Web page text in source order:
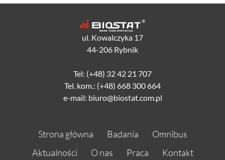
ul. Kowalczyka 17
44-206 Rybnik
Tel: (+48) 32 42 21 707
Tel. kom.: (+48) 668 300 664
e-mail: biuro@biostat.com.pl
Strona główna Badania
Omnibus
Aktualności
O nas Praca Kontakt